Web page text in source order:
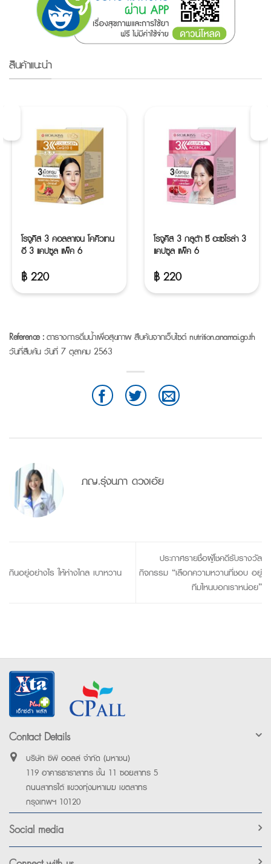
สินค้าแนะนำ
โรจูคิส 3 คอลลาเจน โคคิวเทน
อี 3 แคปซูล แพ็ค 6
฿220
โรจูคิส 3 กลูต้า ซี อะเซโรล่า 3
แคปซูล แพ็ค 6
฿220
Reference :ตารางการดื่มน้ำเพื่อสุขภาพ สืบค้นจากเว็บไซต์nutrition.anamai.go.th
วันที่สืบค้น วันที่7 ตุลาคม2563
ภญ.รุ่งนภา ดวงเอ้ย
กินอยู่อย่างไร ให้ห่างไกล เบาหวาน
ประกาศรายชื่อผู้โชคดีรับรางวัล
กิจกรรม “เลือกความหวานที่ชอบ อยู่
ทีมไหนบอกเราหน่อย”
Contact Details
บริษัท ซีพี ออลล์ จำกัด (มหาชน)
119 อาคารธาราสาทร ชั้น 11 ซอยสาทร 5
ถนนสาทรใต้ แขวงทุ่งมหาเมฆ เขตสาทร
กรุงเทพฯ 10120
Social media